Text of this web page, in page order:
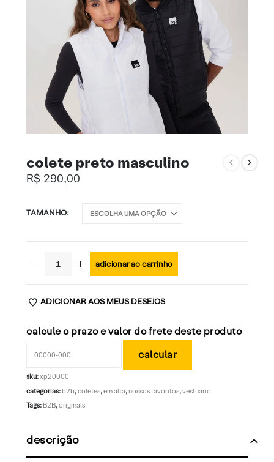
colete preto masculino
R$ 290,00
TAMANHO
adicionar ao carrinho
ADICIONAR AOS MEUS DESEJOS
calcule o prazo e valor do frete deste produto
sku:xp20000
categorias: b2b,coletes,em alta, nossos favoritos,vestuário
Tags: B2B,originals
descrição